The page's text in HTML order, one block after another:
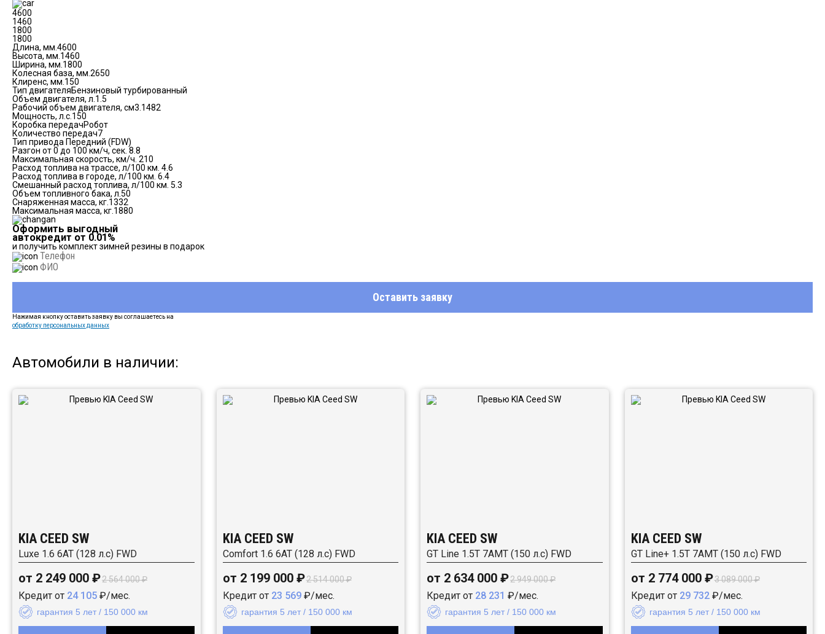
4600
1460
1800
1800
Длина, мм. 4600
Высота, мм. 1460
Ширина, мм. 1800
Колесная база, мм. 2650
Клиренс, мм. 150
Тип двигателяБензиновый турбированный
Объем двигателя, л. 1.5
Рабочий объем двигателя, см3. 1482
Мощность, л.с. 150
Коробка передачРобот
Количество передач7
Тип привода Передний (FDW)
Разгон от 0 до 100 км/ч, сек. 8.8
Максимальная скорость, км/ч. 210
Расход топлива на трассе, л/100 км. 4.6
Расход топлива в городе, л/100 км. 6.4
Смешанный расход топлива, л/100 км. 5.3
Объем топливного бака, л. 50
Снаряженная масса, кг. 1332
Максимальная масса, кг. 1880
Оформить выгодный
автокредит от 0.01%
и получить комплект зимней резины в подарок
Оставить заявку
Нажимая кнопку оставить заявку вы соглашаетесь на
обработку персональных данных
Автомобили в наличии:
KIA CEED SW
Luxe 1.6 6AT (128 л.с) FWD
от 2 249 000 ₽2 564 000 ₽
Кредит от 24 105 ₽/мес.
гарантия 5 лет / 150 000 км
KIA CEED SW
Comfort 1.6 6AT (128 л.с) FWD
от 2 199 000 ₽2 514 000 ₽
Кредит от 23 569₽/мес.
гарантия 5 лет / 150 000 км
KIA CEED SW
GT Line 1.5T 7AMT (150 л.с) FWD
от 2 634 000 ₽2 949 000 ₽
Кредит от 28 231 ₽/мес.
гарантия 5 лет / 150 000 км
KIA CEED SW
GT Line+ 1.5T 7AMT (150 л.с) FWD
от 2 774 000 ₽3 089 000 ₽
Кредит от 29 732₽/мес.
гарантия 5 лет / 150 000 км